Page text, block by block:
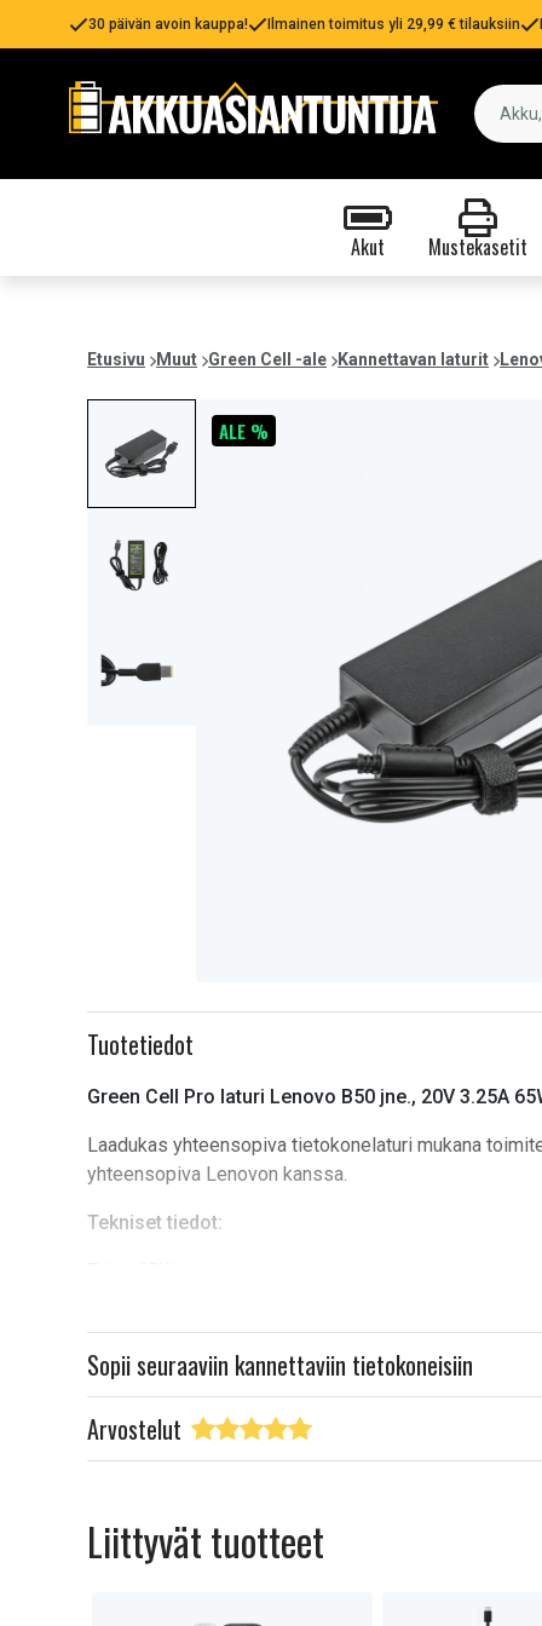
30 päivän avoin kauppa! Ilmainen toimitus yli 29,99 € tilauksiin
Akut Mustekasetit
Etusivu Muut Green Cell -ale Kannettavan laturit
ALE %
Tuotetiedot
Green Cell Pro laturi Lenovo B50 jne., 20V 3.25A
Laadukas yhteensopiva tietokonelaturi mukana
yhteensopiva Lenovon kanssa.
Tekniset tiedot:
Jännite: 20V
Pin: Lenovo Slim Tip
Kaapelin pituus: 2m
Väri: Musta
Yhteensopiva:
Lenovo ThinkPad W550s
Lenovo PA-1650
Lenovo ThinkPad X250
Sopii seuraaviin kannettaviin tietokoneisiin
Arvostelut
Liittyvät tuotteet